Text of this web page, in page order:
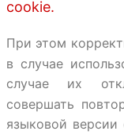
cookie.
При этом
в случае
случае их
совершать
языковой версии